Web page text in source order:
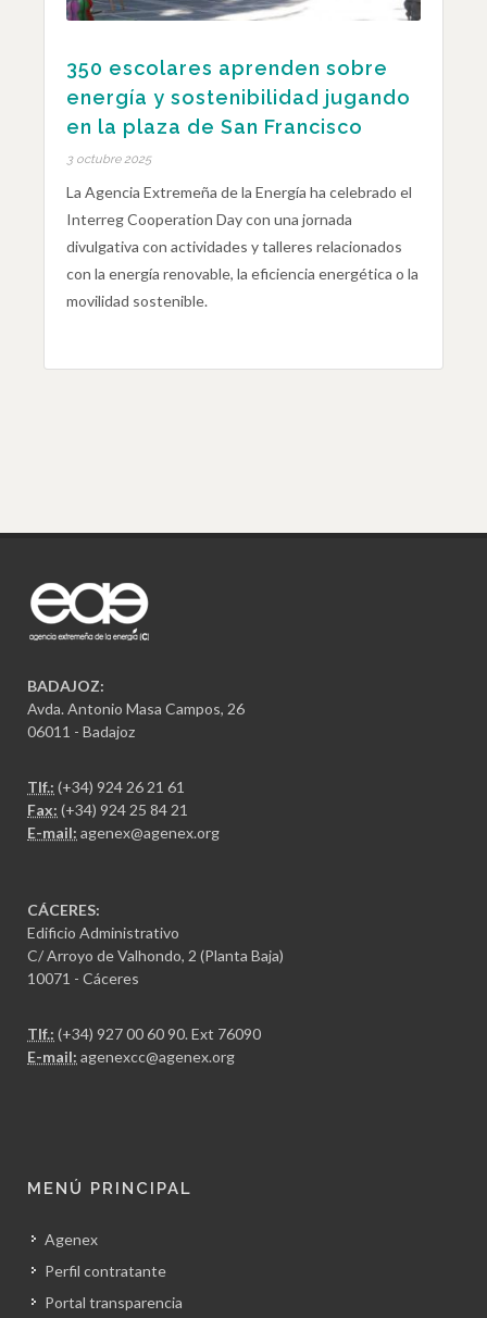
350 escolares aprenden sobre
energía y sostenibilidad jugando
en la plaza de San Francisco
3 octubre 2025
La Agencia Extremeña de la Energía ha celebrado el
Interreg Cooperation Day con una jornada
divulgativa con actividades y talleres relacionados
con la energía renovable, la eficiencia energética o la
movilidad sostenible.
BADAJOZ:
Avda. Antonio Masa Campos, 26
06011 - Badajoz
Tlf.: (+34) 924 26 21 61
Fax: (+34) 924 25 84 21
E-mail: agenex@agenex.org
CÁCERES:
Edificio Administrativo
C/ Arroyo de Valhondo, 2 (Planta Baja)
10071 - Cáceres
Tlf.: (+34) 927 00 60 90. Ext 76090
E-mail: agenexcc@agenex.org
MENÚ PRINCIPAL
Agenex
Perfil contratante
Portal transparencia